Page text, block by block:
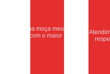
Atendimento excelente,
respeito. Recomendo sem